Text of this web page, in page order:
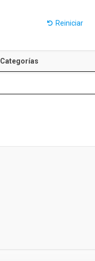
Reiniciar
Categorías